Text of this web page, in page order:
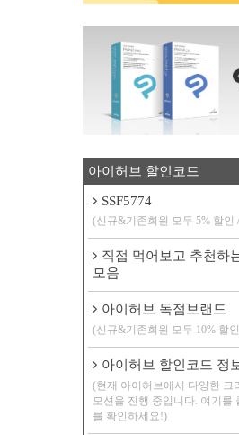
아이허브 할인코드
SSF5774
(신규&기존회원 모두 5% 할인
직접 먹어보고 추천하
모음
아이허브 독점브랜드
(신규&기존회원 모두 10% 할
아이허브 할인코드 정
(현재 아이허브에서 다양한 크
모션을 진행 중입니다. 여기를
를 확인하세요!)